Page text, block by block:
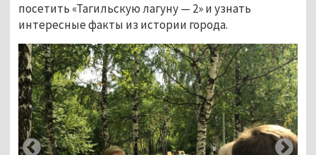
посетить «Тагильскую лагуну — 2» и узнать
интересные факты из истории города.